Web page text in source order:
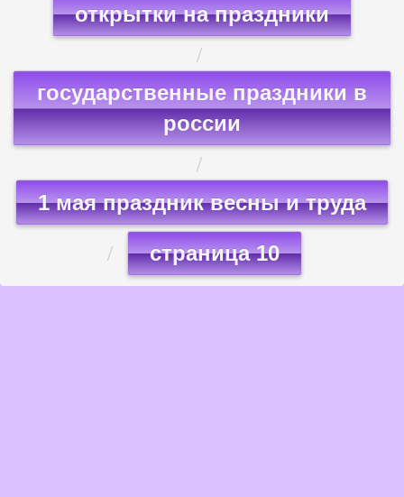
открытки на праздники
государственные праздники в
россии
1 мая праздник весны и труда
страница 10